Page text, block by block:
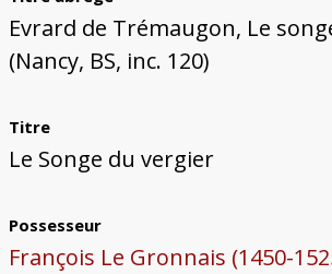
Migette
Bibliographie
Plans et cartes
Documents d'archives
Glossaire
Evrard de Trémaugon, Le
(Nancy, BS, inc. 120)
Titre
Le Songe du vergier
Possesseur
François Le Gronnais (1450-